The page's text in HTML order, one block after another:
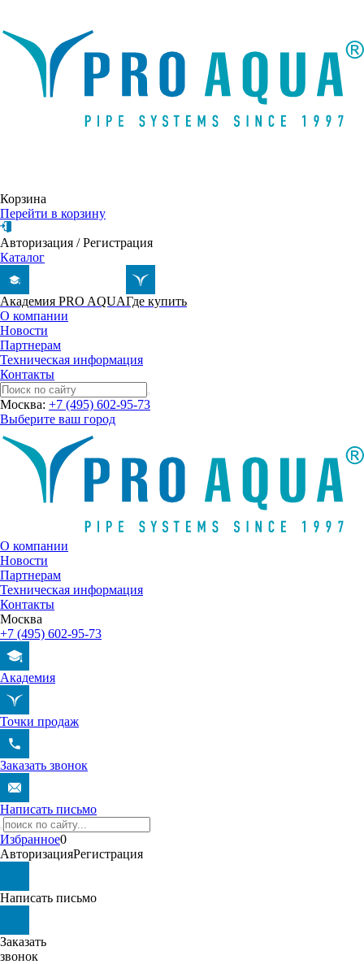
Корзина
Перейти в корзину
Авторизация /Регистрация
Каталог
Академия PRO AQUAГде купить
О компании
Новости
Партнерам
Техническая информация
Контакты
Москва: +7 (495) 602-95-73
Выберите ваш город
О компании
Новости
Партнерам
Техническая информация
Контакты
Москва
+7 (495) 602-95-73
Академия
Точки продаж
Заказать звонок
Написать письмо
Избранное0
АвторизацияРегистрация
Написать письмо
Заказать
звонок